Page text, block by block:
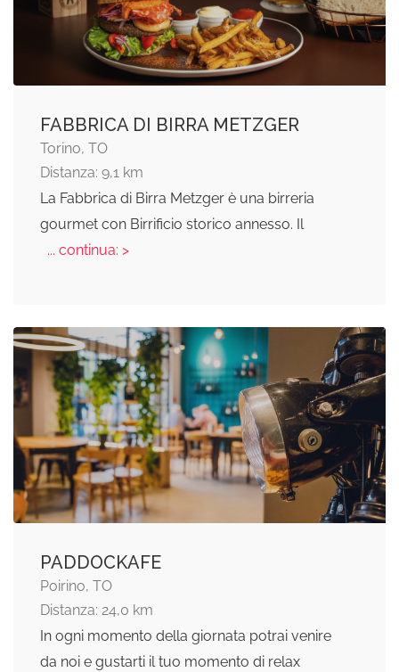
FABBRICA DI BIRRA METZGER
Torino, TO
Distanza: 9,1 km
La Fabbrica di Birra Metzger è una birreria
gourmet con Birrificio storico annesso. Il
... continua: >
PADDOCKAFE
Poirino, TO
Distanza: 24,0 km
In ogni momento della giornata potrai venire
da noi e gustarti il tuo momento di relax